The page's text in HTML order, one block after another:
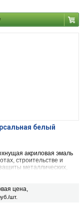
белый
акриловая эмаль
строительстве и
металлических,
цена,
шт.